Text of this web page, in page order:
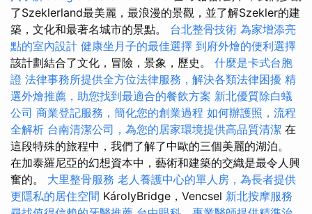
了Szeklerland最美麗，最浪漫的景觀，並了解Szekler的建
築，文化和最著名城市的景點。 台北整骨技術 為家增添亮
點的室內設計 健康坐月子的最佳選擇 到府外燴的便利選擇
該計劃結合了文化，冒險，景象，歷史。 什麼是卡式台胞
證 法律事務所提供全方位法律服務，解決各類法律困擾 精
選外燴推薦，助您找到最適合的餐飲方案 新北優質除白蟻
公司 商業登記服務，簡化您的創業過程 如何辦護照，流程
全解析 台南清潔公司，為您的居家環境提供高品質清潔 在
這段特殊的旅程中，我們了解了中歐的三個美麗的湖泊。
在加泰羅尼亞的幻想資本中，藝術和建築的交織是最令人興
奮的。 大里整骨服務 老人養護中心的單人房，為長者提供
更隱私的居住空間 KárolyBridge，Vencsel 新北按摩服務